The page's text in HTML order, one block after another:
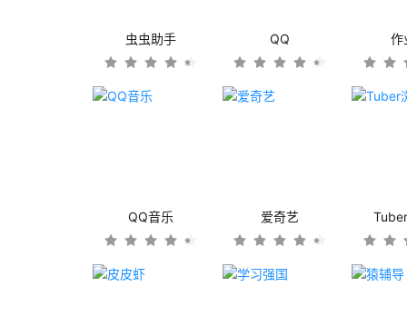
虫虫助手 QQ 作
QQ音乐 爱奇艺